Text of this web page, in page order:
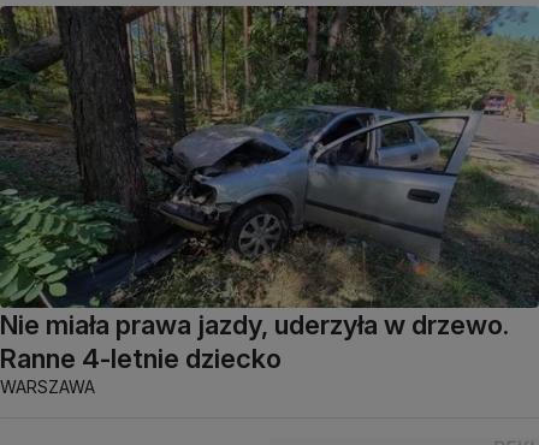
Nie miała prawa jazdy, uderzyła w drzewo.
Ranne 4-letnie dziecko
WARSZAWA